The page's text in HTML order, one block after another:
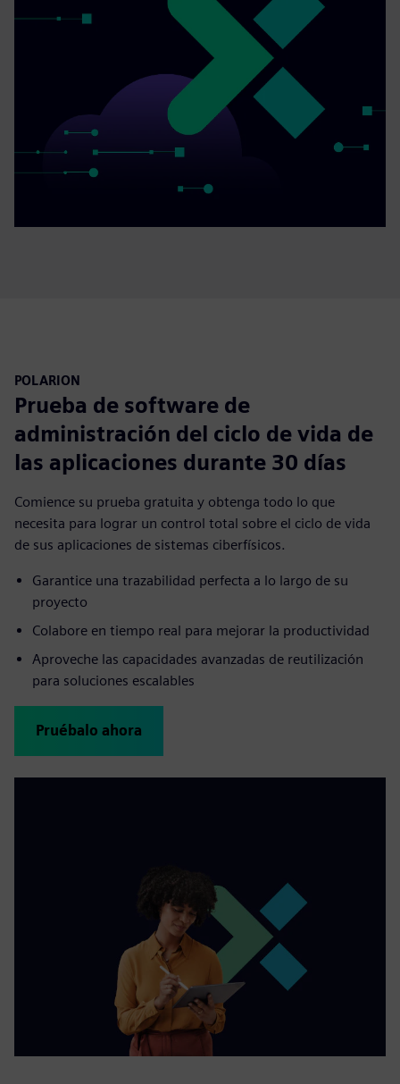
POLARION
Prueba de software de
administración del ciclo de vida de
las aplicaciones durante 30 días
Comience su prueba gratuita y obtenga todo lo que
necesita para lograr un control total sobre el ciclo de vida
de sus aplicaciones de sistemas ciberfísicos.
Garantice una trazabilidad perfecta a lo largo de su
proyecto
Colabore en tiempo real para mejorar la productividad
Aproveche las capacidades avanzadas de reutilización
para soluciones escalables
Pruébalo ahora